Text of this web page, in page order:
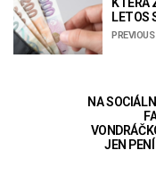
LETOS
NA
JEN